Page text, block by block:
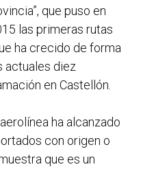
que puso en
las primeras rutas
ha crecido de forma
actuales diez
en Castellón.
ha alcanzado
con origen o
que es un